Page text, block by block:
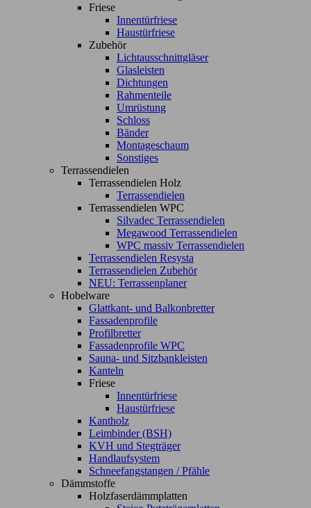
Friese
Innentürfriese
Haustürfriese
Zubehör
Lichtausschnittgläser
Glasleisten
Dichtungen
Rahmenteile
Umrüstung
Schloss
Bänder
Montageschaum
Sonstiges
Terrassendielen
Terrassendielen Holz
Terrassendielen
Terrassendielen WPC
Silvadec Terrassendielen
Megawood Terrassendielen
WPC massiv Terrassendielen
Terrassendielen Resysta
Terrassendielen Zubehör
NEU: Terrassenplaner
Hobelware
Glattkant- und Balkonbretter
Fassadenprofile
Profilbretter
Fassadenprofile WPC
Sauna- und Sitzbankleisten
Kanteln
Friese
Innentürfriese
Haustürfriese
Kantholz
Leimbinder (BSH)
KVH und Stegträger
Handlaufsystem
Schneefangstangen / Pfähle
Dämmstoffe
Holzfaserdämmplatten